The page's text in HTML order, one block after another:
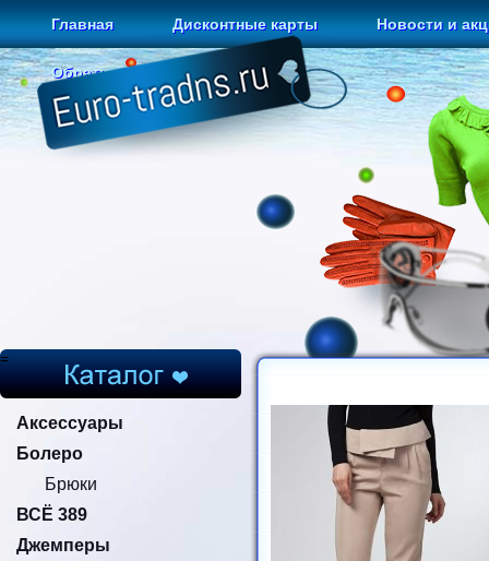
Главная Дисконтные карты Новости и
Обратная связь
=
Аксессуары
Болеро
Брюки
ВСЁ 389
Джемперы